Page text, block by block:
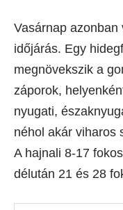
Vasárnap
időjárás. Egy
megnövekszik a
záporok,
nyugati,
néhol akár viharos
A hajnali 8-17
délután 21 és 28